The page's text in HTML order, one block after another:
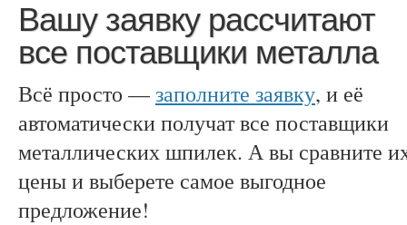
Вашу заявку рассчитают
все поставщики металла
Всё просто —заполните заявку, и её
автоматически получат все поставщики
металлических шпилек. А вы сравните
цены и выберете самое выгодное
предложение!